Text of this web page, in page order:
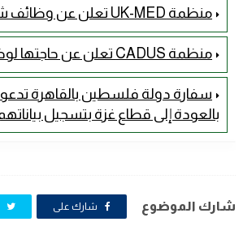
منظمة UK-MED تعلن عن وظائف شاغرة
منظمة CADUS تعلن عن حاجتها لوظائف شاغرة
سفارة دولة فلسطين بالقاهرة تدعو
بالعودة إلى قطاع غزة بتسجيل
شارك الموضوع شارك على